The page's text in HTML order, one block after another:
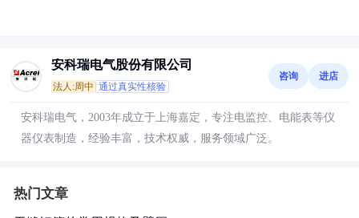
安科瑞电气股份有限公司
法人:周中 通过真实性核验
咨询 进店
安科瑞电气，2003年成立于上海嘉定，专注电监控、电能表等仪
器仪表制造，经验丰富，技术权威，服务领域广泛。
热门文章